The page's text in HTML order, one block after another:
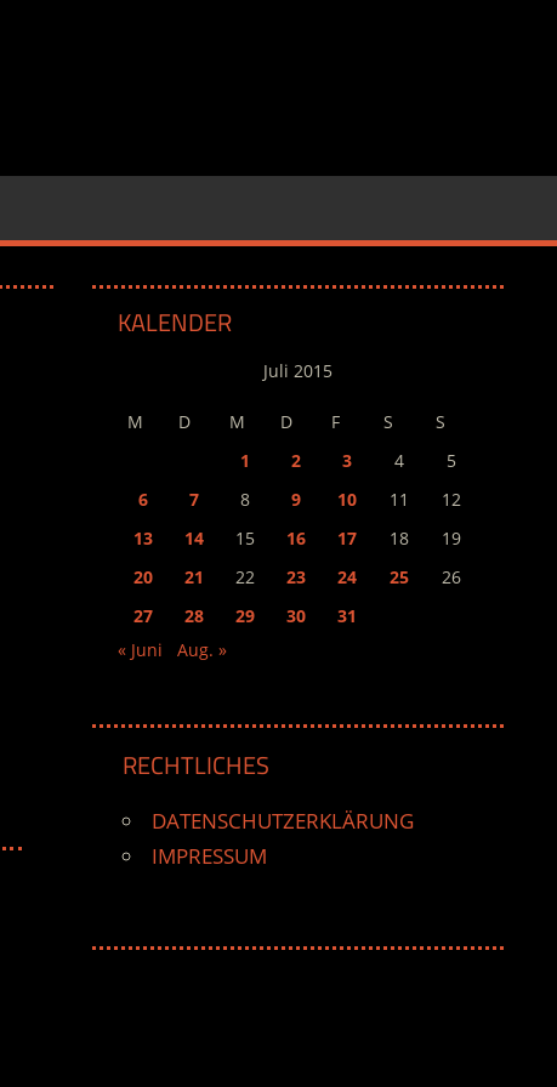
KALENDER
Juli 2015
M D M D F S
S
1
2 3 4
5
6
7 8 9 10 11
12
13
14 15 16 17 18
19
20
21 22 23 24 25
26
27
28 29 30
31
« Juni
Aug. »
RECHTLICHES
DATENSCHUTZERKLÄRUNG
IMPRESSUM